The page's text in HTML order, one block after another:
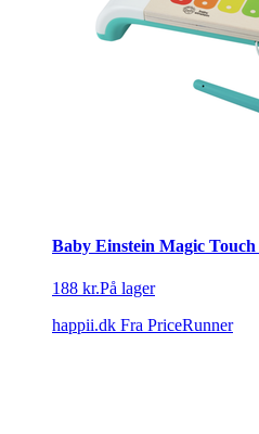
Baby Einstein Magic
188 kr.På lager
happii.dk Fra PriceRunner